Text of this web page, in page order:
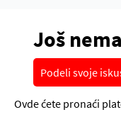
Još
Podeli svoje
Ovde ćete pronaći